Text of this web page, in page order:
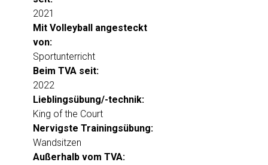
2021
Mit Volleyball angesteckt
von:
Sportunterricht
Beim TVA seit:
2022
Lieblingsübung/-technik:
King of the Court
Nervigste Trainingsübung:
Wandsitzen
Außerhalb vom TVA: